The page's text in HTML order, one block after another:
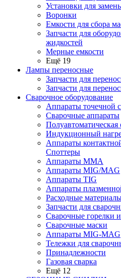
Установки для
Воронки
Емкости для сбора
Запчасти для
жидкостей
Мерные емкости
Ещё 19
Лампы переносные
Запчасти для
Запчасти для
Сварочное оборудование
Аппараты точечной
Сварочные аппараты
Индукционный
Аппараты
Споттеры
Аппараты MMA
Аппараты MIG/MAG
Аппараты TIG
Аппараты
Расходные
Запчасти для
Сварочные горелки
Сварочные маски
Аппараты MIG-MAG
Тележки для
Принадлежности
Газовая сварка
Ещё 12